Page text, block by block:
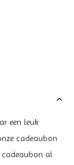
een leuk
cadeaubon
cadeaubon al